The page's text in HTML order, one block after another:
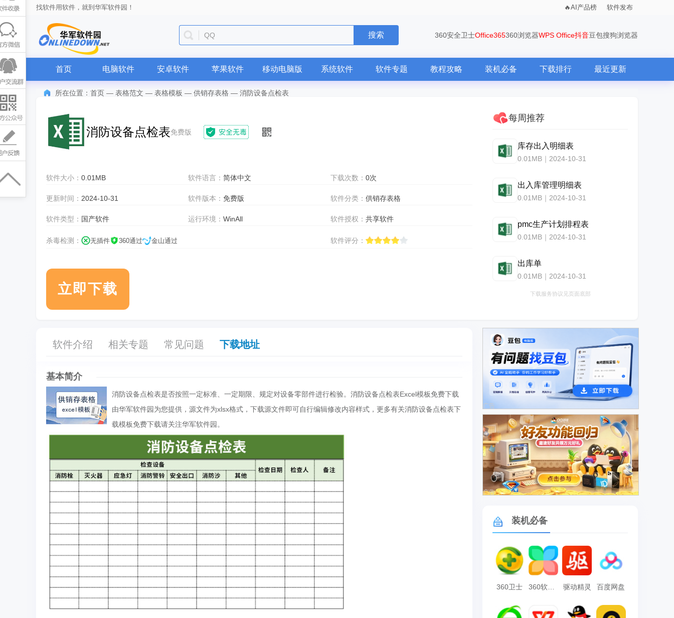
找软件用软件，就到华军软件园！ AI产品榜 软件发布
QQ 搜索 360安全卫士Office365360浏览器WPS Office抖音豆包搜狗浏览器
首页 电脑软件 安卓软件 苹果软件 移动电脑版 系统软件 软件专题 教程攻略 装机必备 下载排行 最近更新
所在位置： 首页 — 表格范文 — 表格模板 — 供销存表格 — 消防设备点检表
消防设备点检表免费版
软件大小： 0.01MB 软件语言：简体中文 下载次数： 0次
更新时间： 2024-10-31 软件版本：免费版 软件分类： 供销存表格
软件类型： 国产软件 运行环境：WinAll 软件授权： 共享软件
杀毒检测： 无插件 360通过 金山通过 软件评分：
立即下载
每周推荐
库存出入明细表
0.01MB｜2024-10-31
出入库管理明细表
0.01MB｜2024-10-31
pmc生产计划排程表
0.01MB｜2024-10-31
出库单
0.01MB｜2024-10-31
下载服务协议见页面底部
软件介绍 相关专题 常见问题 下载地址
基本简介
消防设备点检表是否按照一定标准、一定期限、规定对设备零部件进行检验。消防设备点检表Excel模板免费下载
由华军软件园为您提供，源文件为xlsx格式，下载源文件即可自行编辑修改内容样式，更多有关消防设备点检表下
载模板免费下载请关注华军软件园。
广告
广告
装机必备
360卫士 360软件管家 驱动精灵 百度网盘